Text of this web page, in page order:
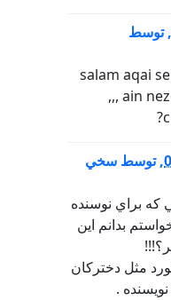
,توسط
salam aqai
ain
,توسط سخي
كه براي نوسنده
بدانم اين
مثل دختركان
.